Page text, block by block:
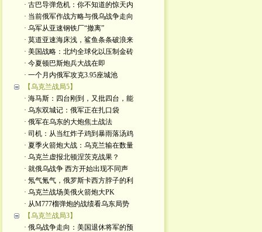
· 古巴导弹危机：你不知道的惊天内
· 当前俄军作战方略与俄乌战争走向
· 乌军从亚速钢铁厂“撤离”
· 莫道亚速海床浅，鲨鱼条条破浪来
· 美国战略：北约全球化以压制金砖
· 今夏顿巴斯炮兵大战在即
· 一个月内俄军攻克3.95座城池
【乌克兰战局5】
· 海马斯：四台刚到，又批四台，能
· 乌东双城记：俄军正在扎口袋
· 俄军在乌东的大炮焦土战法
· 司机：从当红炸子鸡到暴雨落汤鸡
· 夏季火箭炮大战：乌克兰输在数量
· 乌克兰虚报北顿涅茨克战果？
· 就俄乌战争 西方开始出现不同声
· 氖气氪气，俄罗斯卡西方脖子的利
· 乌克兰战场美俄火箭炮大PK
· 从M777榴弹炮的战绩看乌东局势
【乌克兰战局3】
· 俄乌战争走向：美国退休将军的预